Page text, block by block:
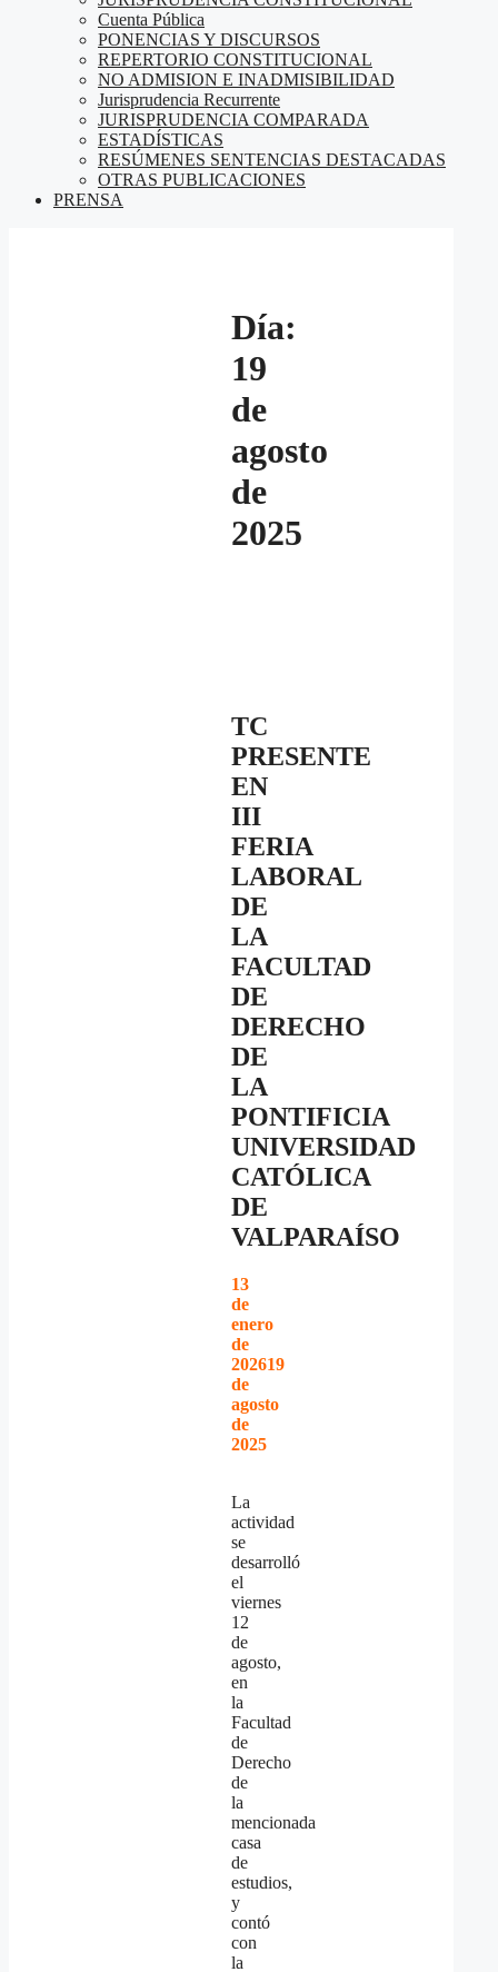
Cuenta Pública
PONENCIAS Y DISCURSOS
REPERTORIO CONSTITUCIONAL
NO ADMISION E INADMISIBILIDAD
Jurisprudencia Recurrente
JURISPRUDENCIA COMPARADA
ESTADÍSTICAS
RESÚMENES SENTENCIAS DESTACADAS
OTRAS PUBLICACIONES
PRENSA
Día:
19
de
agosto
de
2025
TC
PRESENTE
EN
III
FERIA
LABORAL
DE
LA
FACULTAD
DE
DERECHO
DE
LA
PONTIFICIA
UNIVERSIDAD
CATÓLICA
DE
VALPARAÍSO
13
de
enero
de
202619
de
agosto
de
2025
La
actividad
se
desarrolló
el
viernes
12
de
agosto,
en
la
Facultad
de
Derecho
de
la
mencionada
casa
de
estudios,
y
contó
con
la